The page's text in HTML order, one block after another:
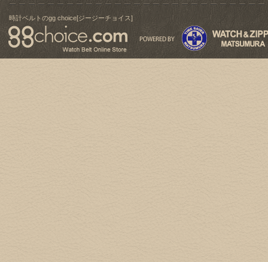
時計ベルトのgg choice[ジージーチョイス]